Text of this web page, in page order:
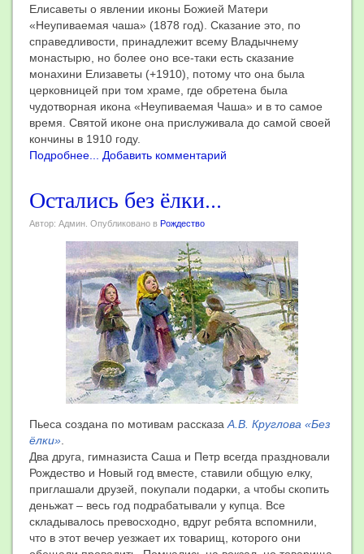
Елисаветы о явлении иконы Божией Матери
«Неупиваемая чаша» (1878 год). Сказание это, по
справедливости, принадлежит всему Владычнему
монастырю, но более оно все-таки есть сказание
монахини Елизаветы (+1910), потому что она была
церковницей при том храме, где обретена была
чудотворная икона «Неупиваемая Чаша» и в то самое
время. Святой иконе она прислуживала до самой своей
кончины в 1910 году.
Подробнее...
Добавить комментарий
Остались без ёлки...
Автор: Админ. Опубликовано в Рождество
Пьеса создана по мотивам рассказа А.В. Круглова «Без
ёлки»
Два друга, гимназиста Саша и Петр всегда праздновали
Рождество и Новый год вместе, ставили общую елку,
приглашали друзей, покупали подарки, а чтобы скопить
деньжат – весь год подрабатывали у купца. Все
складывалось превосходно, вдруг ребята вспомнили,
что в этот вечер уезжает их товарищ, которого они